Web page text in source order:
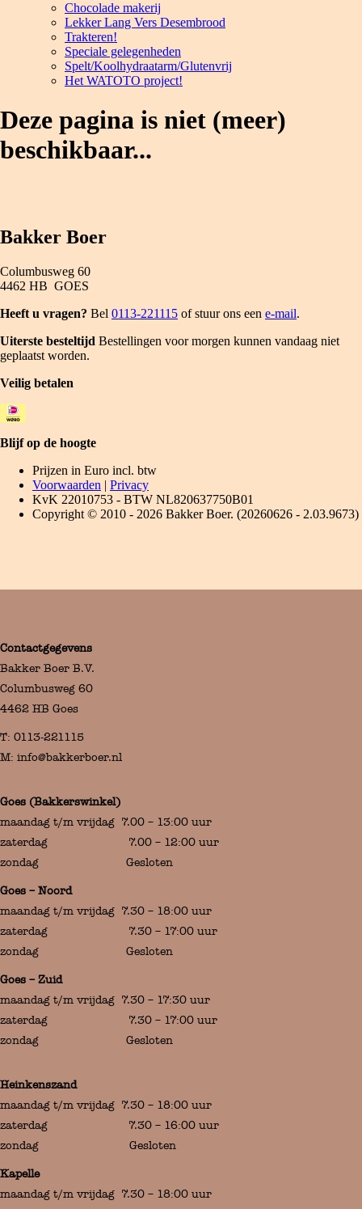
Contactgegevens
Bakker Boer B.V.
Columbusweg 60
4462 HB Goes
T: 0113-221115
M: info@bakkerboer.nl
Goes (Bakkerswinkel)
maandag t/m vrijdag 7.00 – 13:00 uur
zaterdag 7.00 – 12:00 uur
zondag Gesloten
Goes – Noord
maandag t/m vrijdag 7.30 – 18:00 uur
zaterdag 7.30 – 17:00 uur
zondag Gesloten
Goes – Zuid
maandag t/m vrijdag 7.30 – 17:30 uur
zaterdag 7.30 – 17:00 uur
zondag Gesloten
Heinkenszand
maandag t/m vrijdag 7.30 – 18:00 uur
zaterdag 7.30 – 16:00 uur
zondag Gesloten
Kapelle
maandag t/m vrijdag 7.30 – 18:00 uur